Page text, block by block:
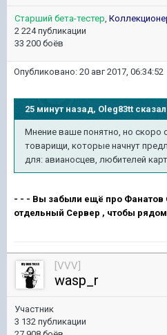
Старший бета-тестер,
2 224 публикации
33 200 боёв
Опубликовано: 20 авг 2017, 06:34:52
25 минут назад, Oleg83tt
Мнение ваше понятно, но скоро
товарищи, которые начнут
для: авианосцев, любителей
- - - Вы забыли ещё про Фанатов
отдельный Сервер , чтобы
[VVV]
wasp_r
Участник
3 132 публикации